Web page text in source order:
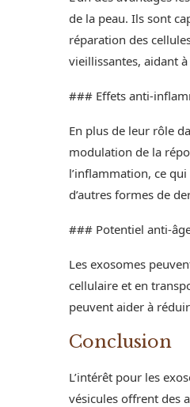
de la peau. Ils sont
réparation des
vieillissantes, aidant
### Effets anti-
En plus de leur rôle
modulation de la
l’inflammation, ce
d’autres formes de
### Potentiel anti-
Les exosomes
cellulaire et en
peuvent aider à
Conclusion
L’intérêt pour les
vésicules offrent des